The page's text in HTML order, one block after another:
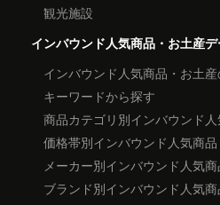
観光施設
インバウンド人気商品・お土産デ
インバウンド人気商品・お土
キーワードから探す
商品カテゴリ別インバウンド
価格帯別インバウンド人気商
メーカー別インバウンド人気
ブランド別インバウンド人気